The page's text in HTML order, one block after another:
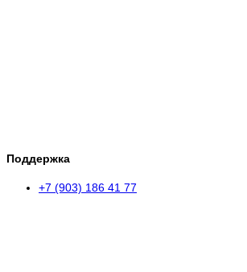
Поддержка
+7 (903) 186 41 77